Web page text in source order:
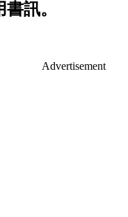
訊。
Advertisement